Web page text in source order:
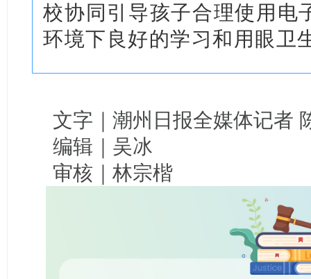
校协同引导孩子合理使用电
环境下良好的学习和用眼卫
文字｜潮州日报全媒体记者
编辑｜吴冰
审核｜林宗楷